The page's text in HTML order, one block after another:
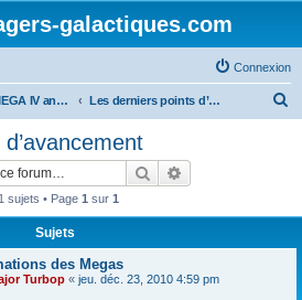
galactiques.com
Connexion
Archives MEGA IV ancien forum Les derniers points d’avancement
Rechercher
sujets • Page 1 sur 1
Sujets
des Megas
Turbop « jeu. déc. 23, 2010 4:59 pm